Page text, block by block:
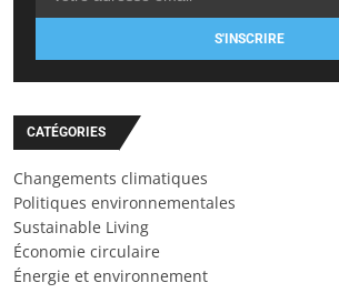
S'INSCRIRE
CATÉGORIES
Changements climatiques
Politiques environnementales
Sustainable Living
Économie circulaire
Énergie et environnement